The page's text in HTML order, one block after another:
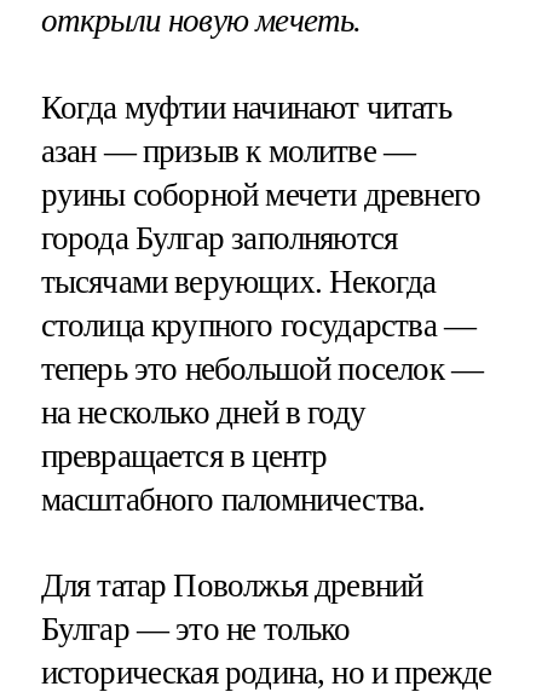
открыли новую мечеть.
Когда муфтии начинают читать
азан — призыв к молитве —
руины соборной мечети древнего
города Булгар заполняются
тысячами верующих. Некогда
столица крупного государства —
теперь это небольшой поселок —
на несколько дней в году
превращается в центр
масштабного паломничества.
Для татар Поволжья древний
Булгар — это не только
историческая родина, но и прежде